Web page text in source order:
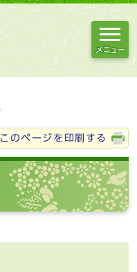
メニュー
このページを印刷する